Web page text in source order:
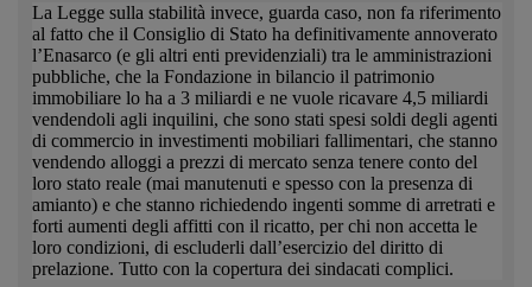
La Legge sulla stabilità invece, guarda caso, non fa riferimento
al fatto che il Consiglio di Stato ha definitivamente annoverato
l’Enasarco (e gli altri enti previdenziali) tra le amministrazioni
pubbliche, che la Fondazione in bilancio il patrimonio
immobiliare lo ha a 3 miliardi e ne vuole ricavare 4,5 miliardi
vendendoli agli inquilini, che sono stati spesi soldi degli agenti
di commercio in investimenti mobiliari fallimentari, che stanno
vendendo alloggi a prezzi di mercato senza tenere conto del
loro stato reale (mai manutenuti e spesso con la presenza di
amianto) e che stanno richiedendo ingenti somme di arretrati e
forti aumenti degli affitti con il ricatto, per chi non accetta le
loro condizioni, di escluderli dall’esercizio del diritto di
prelazione. Tutto con la copertura dei sindacati complici.